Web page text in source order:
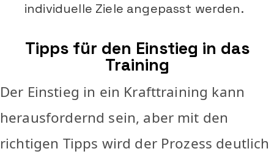
individuelle Ziele angepasst werden.
Tipps für den Einstieg in das
Training
Der Einstieg in ein Krafttraining kann
herausfordernd sein, aber mit den
richtigen Tipps wird der Prozess deutlich